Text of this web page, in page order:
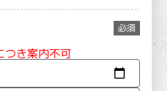
必須
き案内不可